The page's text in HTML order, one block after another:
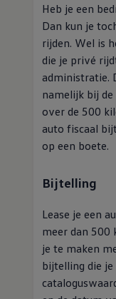
Heb je een
Dan kun je
rijden. Wel is
die je privé
administratie.
namelijk bij de
over de 500
auto fiscaal
op een boete.
Bijtelling
Lease je een
meer dan 500
je te maken
bijtelling die